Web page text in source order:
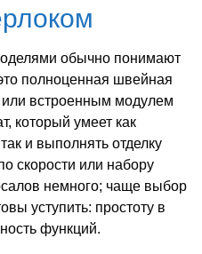
обычно понимают
полноценная швейная
встроенным модулем
который умеет как
и выполнять отделку
скорости или набору
немного; чаще выбор
уступить: простоту в
функций.